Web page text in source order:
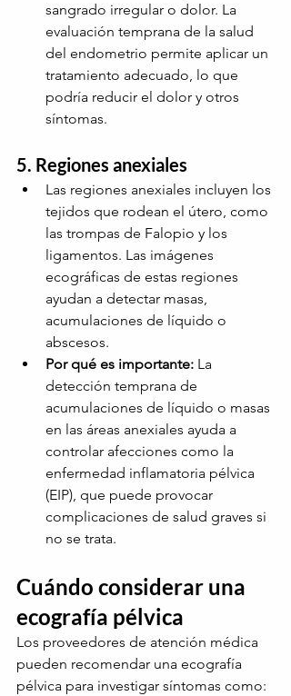
sangrado irregular o dolor. La
evaluación temprana de la salud
del endometrio permite aplicar un
tratamiento adecuado, lo que
podría reducir el dolor y otros
síntomas.
5. Regiones anexiales
Las regiones anexiales incluyen los
tejidos que rodean el útero, como
las trompas de Falopio y los
ligamentos. Las imágenes
ecográficas de estas regiones
ayudan a detectar masas,
acumulaciones de líquido o
abscesos.
Por qué es importante: La
detección temprana de
acumulaciones de líquido o masas
en las áreas anexiales ayuda a
controlar afecciones como la
enfermedad inflamatoria pélvica
(EIP), que puede provocar
complicaciones de salud graves si
no se trata.
Cuándo considerar una
ecografía pélvica
Los proveedores de atención médica
pueden recomendar una ecografía
pélvica para investigar síntomas como: